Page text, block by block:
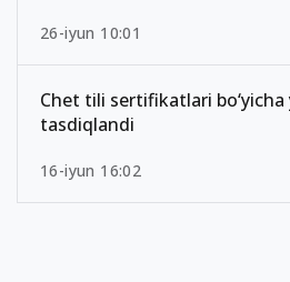
26-iyun 10:01
Chet tili sertifikatlari
tasdiqlandi
16-iyun 16:02